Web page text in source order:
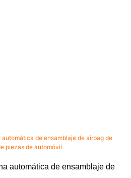
automática de ensamblaje de